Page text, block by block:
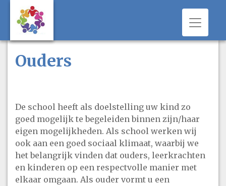
Ouders
De school heeft als doelstelling uw kind zo
goed mogelijk te begeleiden binnen zijn/haar
eigen mogelijkheden. Als school werken wij
ook aan een goed sociaal klimaat, waarbij we
het belangrijk vinden dat ouders, leerkrachten
en kinderen op een respectvolle manier met
elkaar omgaan. Als ouder vormt u een